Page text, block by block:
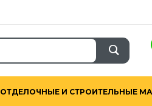
ОТДЕЛОЧНЫЕ И СТРОИТЕЛЬНЫЕ